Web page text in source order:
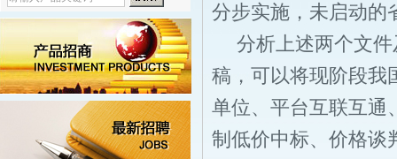
分步实施，未启动的
分析上述两个文
稿，可以将现阶段我
单位、平台互联互通
制低价中标、价格谈